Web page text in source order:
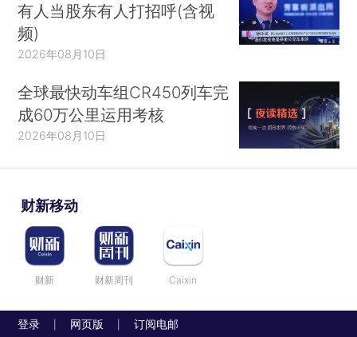
有人当股东有人打招呼(含视
频)
2026年08月10日
全球最快动车组CR450列车完
成60万公里运用考核
2026年08月10日
财新移动
财新 财新周刊 Caixin
登录 网页版 订阅电邮